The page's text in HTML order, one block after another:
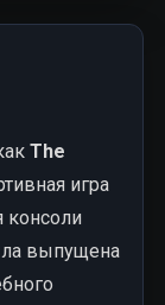
The
игра
консоли
выпущена